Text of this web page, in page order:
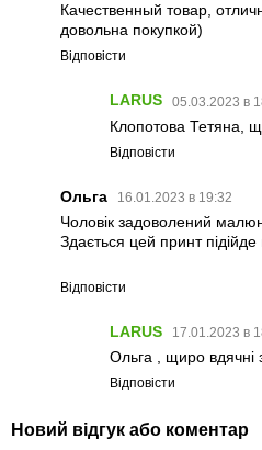
Качественный товар,
довольна покупкой)
Відповісти
LARUS 05.03.2023 в
Клопотова Тетяна,
Відповісти
Ольга 16.01.2023 в 19:32
Чоловік задоволений
Здається цей принт підійде
Відповісти
LARUS 17.01.2023 в
Ольга , щиро вдячні
Відповісти
Новий відгук або коментар